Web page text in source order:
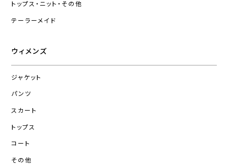
トップス・ニット・その他
テーラーメイド
ウィメンズ
ジャケット
パンツ
スカート
トップス
コート
その他